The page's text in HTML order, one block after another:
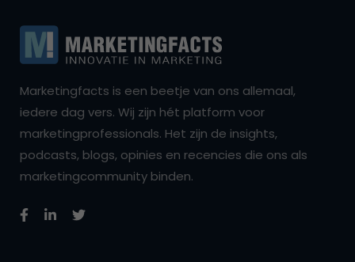
Marketingfacts is een beetje van ons allemaal,
iedere dag vers. Wij zijn hét platform voor
marketingprofessionals. Het zijn de insights,
podcasts, blogs, opinies en recencies die ons als
marketingcommunity binden.